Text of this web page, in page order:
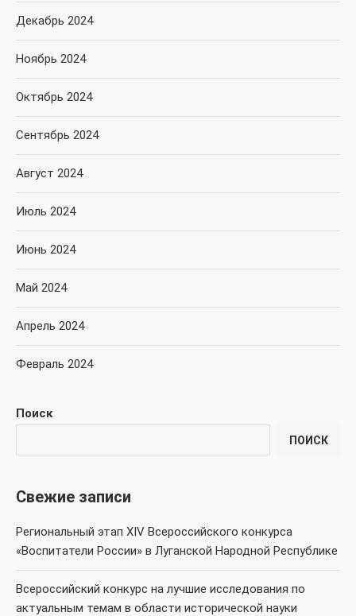
Поиск
ПОИСК
Свежие записи
Региональный этап XIV Всероссийского конкурса
«Воспитатели России» в Луганской Народной Республике
Всероссийский конкурс на лучшие исследования по
актуальным темам в области исторической науки
Декабрь 2024
Ноябрь 2024
Октябрь 2024
Сентябрь 2024
Август 2024
Июль 2024
Июнь 2024
Май 2024
Апрель 2024
Февраль 2024